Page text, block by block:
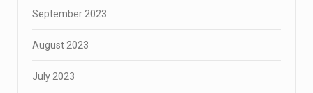
September 2023
August 2023
July 2023